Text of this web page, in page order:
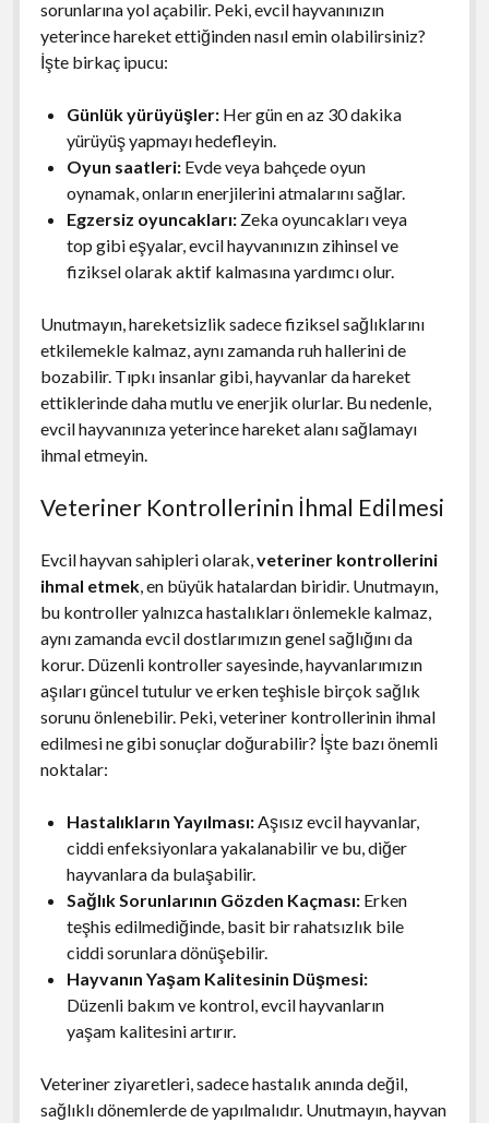
sorunlarına yol açabilir. Peki, evcil hayvanınızın
yeterince hareket ettiğinden nasıl emin olabilirsiniz?
İşte birkaç ipucu:
Günlük yürüyüşler:Her gün en az 30 dakika
yürüyüş yapmayı hedefleyin.
Oyun saatleri:Evde veya bahçede oyun
oynamak, onların enerjilerini atmalarını sağlar.
Egzersiz oyuncakları:Zeka oyuncakları veya
top gibi eşyalar, evcil hayvanınızın zihinsel ve
fiziksel olarak aktif kalmasına yardımcı olur.
Unutmayın, hareketsizlik sadece fiziksel sağlıklarını
etkilemekle kalmaz, aynı zamanda ruh hallerini de
bozabilir. Tıpkı insanlar gibi, hayvanlar da hareket
ettiklerinde daha mutlu ve enerjik olurlar. Bu nedenle,
evcil hayvanınıza yeterince hareket alanı sağlamayı
ihmal etmeyin.
Veteriner Kontrollerinin İhmal Edilmesi
Evcil hayvan sahipleri olarak,veteriner kontrollerini
ihmal etmek, en büyük hatalardan biridir. Unutmayın,
bu kontroller yalnızca hastalıkları önlemekle kalmaz,
aynı zamanda evcil dostlarımızın genel sağlığını da
korur. Düzenli kontroller sayesinde, hayvanlarımızın
aşıları güncel tutulur ve erken teşhisle birçok sağlık
sorunu önlenebilir. Peki, veteriner kontrollerinin ihmal
edilmesi ne gibi sonuçlar doğurabilir? İşte bazı önemli
noktalar:
Hastalıkların Yayılması:Aşısız evcil hayvanlar,
ciddi enfeksiyonlara yakalanabilir ve bu, diğer
hayvanlara da bulaşabilir.
Sağlık Sorunlarının Gözden Kaçması:Erken
teşhis edilmediğinde, basit bir rahatsızlık bile
ciddi sorunlara dönüşebilir.
Hayvanın Yaşam Kalitesinin Düşmesi:
Düzenli bakım ve kontrol, evcil hayvanların
yaşam kalitesini artırır.
Veteriner ziyaretleri, sadece hastalık anında değil,
sağlıklı dönemlerde de yapılmalıdır. Unutmayın, hayvan